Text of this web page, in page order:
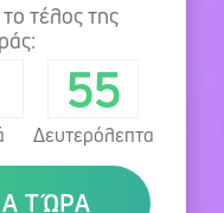
τέλος της
53
Δευτερόλεπτα
ΤΏΡΑ